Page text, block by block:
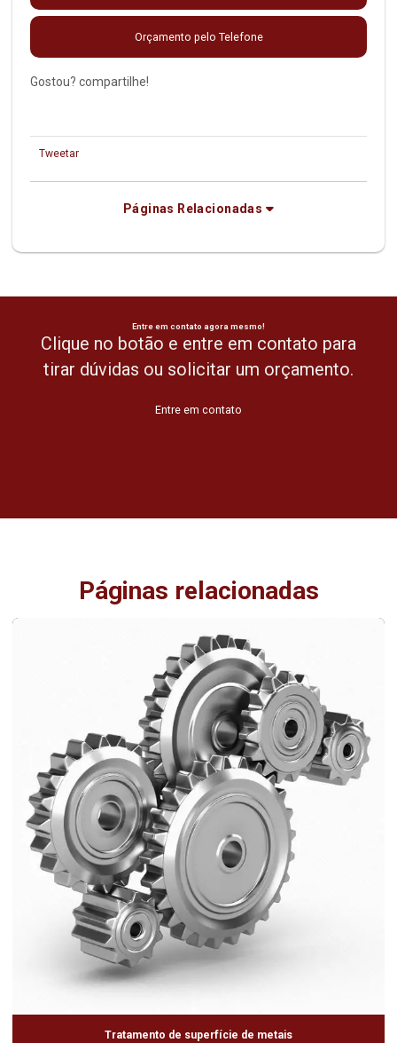
Orçamento pelo Telefone
Gostou? compartilhe!
Tweetar
Páginas Relacionadas
Entre em contato agora mesmo!
Clique no botão e entre em contato para
tirar dúvidas ou solicitar um orçamento.
Entre em contato
Páginas relacionadas
Tratamento de superfície de metais